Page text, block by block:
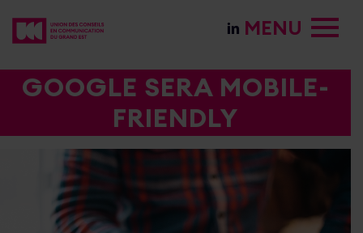
MENU
GOOGLE SERA MOBILE-
FRIENDLY